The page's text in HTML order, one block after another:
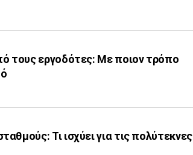
τους εργοδότες: Με ποιον τρόπο
Τι ισχύει για τις πολύτεκνες